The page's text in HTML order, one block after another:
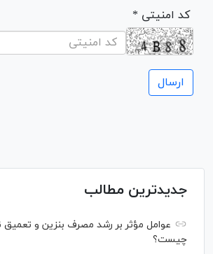
* کد امنیتی
جدیدترین مطالب
عوامل مؤثر بر رشد مصرف بنزین و تعمیق
چیست؟